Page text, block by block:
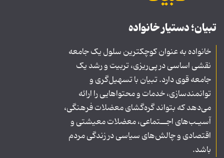
تبیان؛ دستیار خانواده
خانواده به عنوان کوچکترین سلول یک جامعه
نقشی اساسی در پی‌ریزی، تربیت و رشد یک
جامعه قوی دارد. تبیان با تسهیل‌گری و
توانمندسازی، خدمات و محتواهایی را ارائه
می‌دهد که بتواند گره‌گشای معضلات فرهنگی،
آسیـب‌های اجــتماعی، معضلات معیشتی و
اقتصادی و چالش‌های سیاسی در زندگی مردم
باشد.